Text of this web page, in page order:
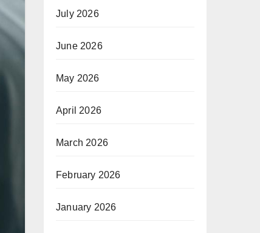
July 2026
June 2026
May 2026
April 2026
March 2026
February 2026
January 2026